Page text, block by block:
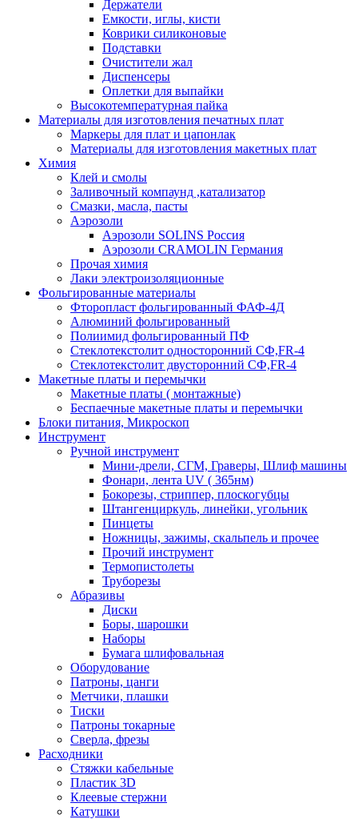
Держатели
Емкости, иглы, кисти
Коврики силиконовые
Подставки
Очистители жал
Диспенсеры
Оплетки для выпайки
Высокотемпературная пайка
Материалы для изготовления печатных плат
Маркеры для плат и цапонлак
Материалы для изготовления макетных плат
Химия
Клей и смолы
Заливочный компаунд ,катализатор
Смазки, масла, пасты
Аэрозоли
Аэрозоли SOLINS Россия
Аэрозоли CRAMOLIN Германия
Прочая химия
Лаки электроизоляционные
Фольгированные материалы
Фторопласт фольгированный ФАФ-4Д
Алюминий фольгированный
Полиимид фольгированный ПФ
Стеклотекстолит односторонний CФ,FR-4
Стеклотекстолит двусторонний СФ,FR-4
Макетные платы и перемычки
Макетные платы ( монтажные)
Беспаечные макетные платы и перемычки
Блоки питания, Микроскоп
Инструмент
Ручной инструмент
Мини-дрели, СГМ, Граверы, Шлиф машины
Фонари, лента UV ( 365нм)
Бокорезы, cтриппер, плоскогубцы
Штангенциркуль, линейки, угольник
Пинцеты
Ножницы, зажимы, скальпель и прочее
Прочий инструмент
Термопистолеты
Труборезы
Абразивы
Диски
Боры, шарошки
Наборы
Бумага шлифовальная
Оборудование
Патроны, цанги
Метчики, плашки
Тиски
Патроны токарные
Сверла, фрезы
Расходники
Стяжки кабельные
Пластик 3D
Клеевые стержни
Катушки